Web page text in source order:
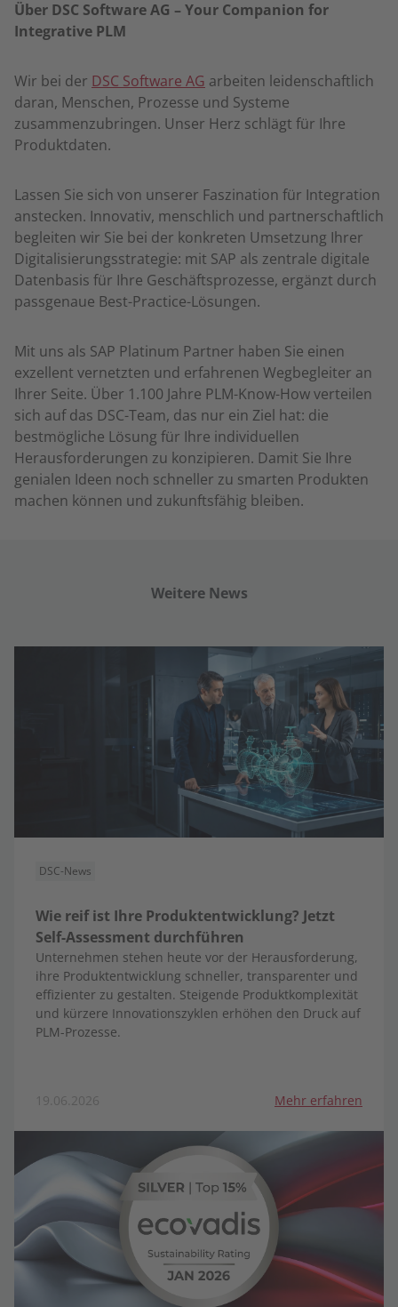
Über DSC Software AG – Your Companion for
Integrative PLM
Wir bei der DSC Software AG arbeiten leidenschaftlich
daran, Menschen, Prozesse und Systeme
zusammenzubringen. Unser Herz schlägt für Ihre
Produktdaten.
Lassen Sie sich von unserer Faszination für Integration
anstecken. Innovativ, menschlich und partnerschaftlich
begleiten wir Sie bei der konkreten Umsetzung Ihrer
Digitalisierungsstrategie: mit SAP als zentrale digitale
Datenbasis für Ihre Geschäftsprozesse, ergänzt durch
passgenaue Best-Practice-Lösungen.
Mit uns als SAP Platinum Partner haben Sie einen
exzellent vernetzten und erfahrenen Wegbegleiter an
Ihrer Seite. Über 1.100 Jahre PLM-Know-How verteilen
sich auf das DSC-Team, das nur ein Ziel hat: die
bestmögliche Lösung für Ihre individuellen
Herausforderungen zu konzipieren. Damit Sie Ihre
genialen Ideen noch schneller zu smarten Produkten
machen können und zukunftsfähig bleiben.
Weitere News
DSC-News
Wie reif ist Ihre Produktentwicklung? Jetzt
Self-Assessment durchführen
Unternehmen stehen heute vor der Herausforderung,
ihre Produktentwicklung schneller, transparenter und
effizienter zu gestalten. Steigende Produktkomplexität
und kürzere Innovationszyklen erhöhen den Druck auf
PLM-Prozesse.
19.06.2026 Mehr erfahren